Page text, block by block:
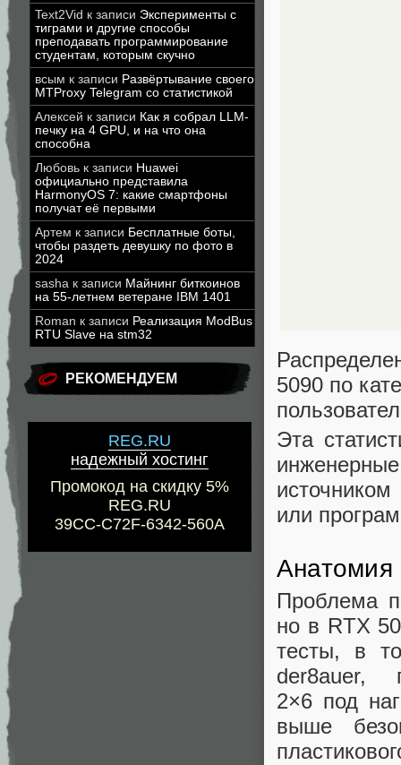
Text2Vid к записи Эксперименты с
тиграми и другие способы
преподавать программирование
студентам, которым скучно
всым к записи Развёртывание своего
MTProxy Telegram со статистикой
Алексей к записи Как я собрал LLM-
печку на 4 GPU, и на что она
способна
Любовь к записи Huawei
официально представила
HarmonyOS 7: какие смартфоны
получат её первыми
Артем к записи Бесплатные боты,
чтобы раздеть девушку по фото в
2024
sasha к записи Майнинг биткоинов
на 55-летнем ветеране IBM 1401
Roman к записи Реализация ModBus
RTU Slave на stm32
РЕКОМЕНДУЕМ
REG.RU
надежный хостинг
Промокод на скидку 5%
REG.RU
39CC-C72F-6342-560A
5090 по
Эта
или
Анатомия
Проблема
но в RTX
тесты, в
der8auer,
2×6 под
выше